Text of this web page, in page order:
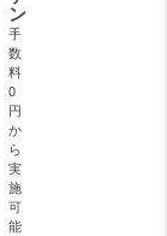
ン
手
数
料
0
円
か
ら
実
施
可
能